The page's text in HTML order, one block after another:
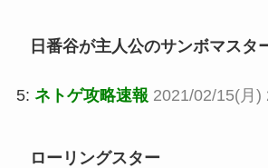
日番谷が主人公のサンボマスタ
5: ネトゲ攻略速報 2021/02/15(月)
ローリングスター